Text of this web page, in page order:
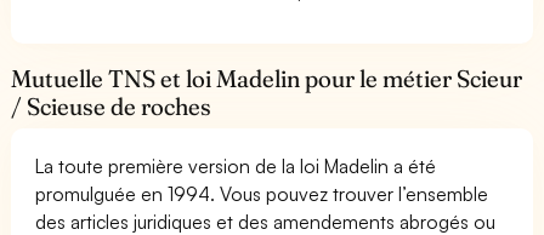
Mutuelle TNS et loi Madelin pour le métier Scieur
/ Scieuse de roches
La toute première version de la loi Madelin a été
promulguée en 1994. Vous pouvez trouver l’ensemble
des articles juridiques et des amendements abrogés ou